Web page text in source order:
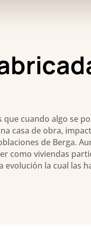
que cuando algo se
casa de obra,
de Berga.
como viviendas
la cual las